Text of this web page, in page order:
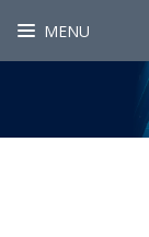
MENU